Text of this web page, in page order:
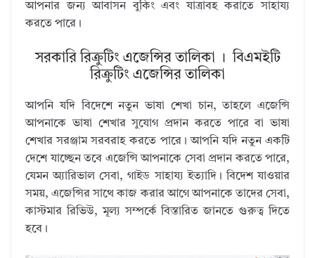
আপনার জন্য আবাসন বুকিং এবং যাত্রাবহ করাতে সাহায্য
করতে পারে।
সরকারি রিক্রুটিং এজেন্সির তালিকা । বিএমইটি
রিক্রুটিং এজেন্সির তালিকা
আপনি যদি বিদেশে নতুন ভাষা শেখা চান, তাহলে এজেন্সি
আপনাকে ভাষা শেখার সুযোগ প্রদান করতে পারে বা ভাষা
শেখার সরঞ্জাম সরবরাহ করতে পারে। আপনি যদি নতুন একটি
দেশে যাচ্ছেন তবে এজেন্সি আপনাকে সেবা প্রদান করতে পারে,
যেমন অ্যারিভাল সেবা, গাইড সাহায্য ইত্যাদি। বিদেশ যাওয়ার
সময়, এজেন্সির সাথে কাজ করার আগে আপনাকে তাদের সেবা,
কাস্টমার রিভিউ, মূল্য সম্পর্কে বিস্তারিত জানতে গুরুত্ব দিতে
হবে।